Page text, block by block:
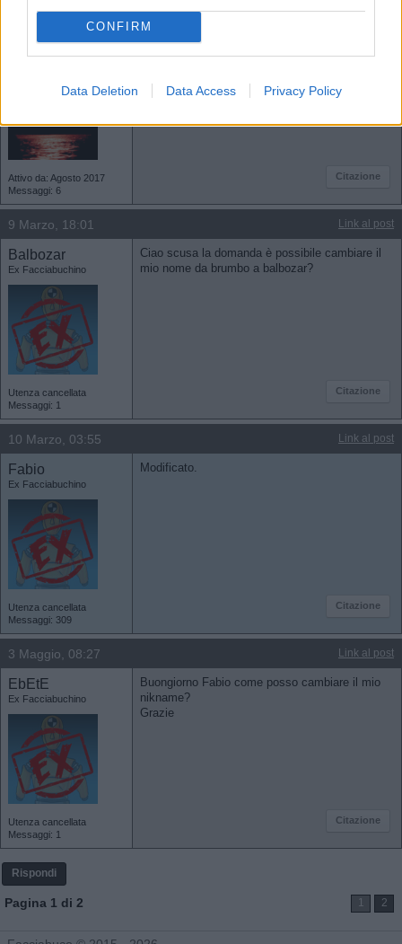
CONFIRM
Data Deletion Data Access Privacy Policy
26 Agosto, 10:55 Link al post
Lunarossa
Facciabuchina
Attivo da: Agosto 2017
Messaggi: 6
Fabio potrei eliminare quello 02 alla fine del mio
nick?
Citazione
9 Marzo, 18:01 Link al post
Balbozar
Ex Facciabuchino
Utenza cancellata
Messaggi: 1
Ciao scusa la domanda è possibile cambiare il
mio nome da brumbo a balbozar?
Citazione
10 Marzo, 03:55 Link al post
Fabio
Ex Facciabuchino
Utenza cancellata
Messaggi: 309
Modificato.
Citazione
3 Maggio, 08:27 Link al post
EbEtE
Ex Facciabuchino
Utenza cancellata
Messaggi: 1
Buongiorno Fabio come posso cambiare il mio
nikname?
Grazie
Citazione
Rispondi
Pagina 1 di 2 2
1